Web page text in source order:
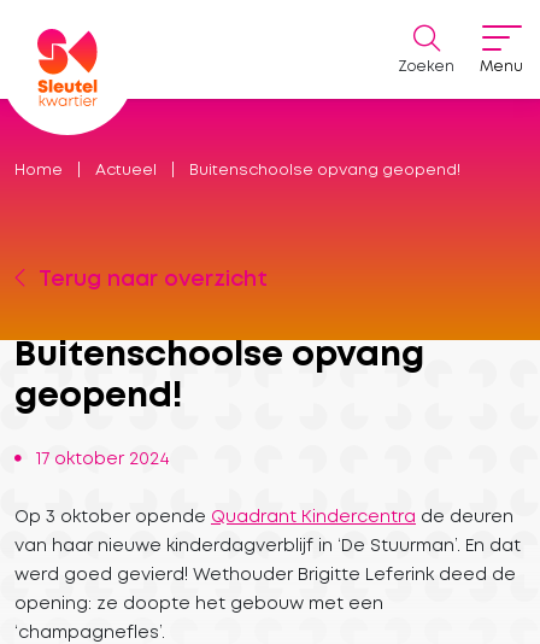
Menu
Zoeken
Home Actueel Buitenschoolse opvang geopend!
Terug naar overzicht
Buitenschoolse opvang
geopend!
17 oktober 2024
Op 3 oktober opende Quadrant Kindercentra de deuren
van haar nieuwe kinderdagverblijf in ‘De Stuurman’. En dat
werd goed gevierd! Wethouder Brigitte Leferink deed de
opening: ze doopte het gebouw met een
‘champagnefles’.